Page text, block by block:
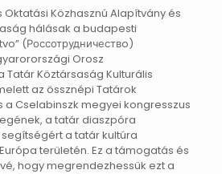
Oktatási Közhasznú Alapítvány és
hálásak a budapesti
(Россотрудничествo)
Orosz
Tatár Köztársaság Kulturális
az össznépi Tatárok
a Cselabinszk megyei kongresszus
a tatár diaszpóra
a tatár kultúra
területén. Ez a támogatás és
hogy megrendezhessük ezt a